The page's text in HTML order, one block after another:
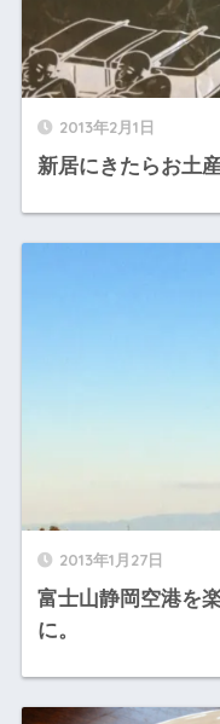
2013年2月1日
新居にきたらお土
2013年1月27日
富士山静岡空港を
に。